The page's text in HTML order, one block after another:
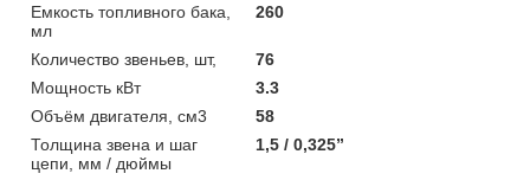
Емкость топливного бака,
мл
260
Количество звеньев, шт,
76
Мощность кВт
3.3
Объём двигателя, см3
58
Толщина звена и шаг
цепи, мм / дюймы
1,5 / 0,325”